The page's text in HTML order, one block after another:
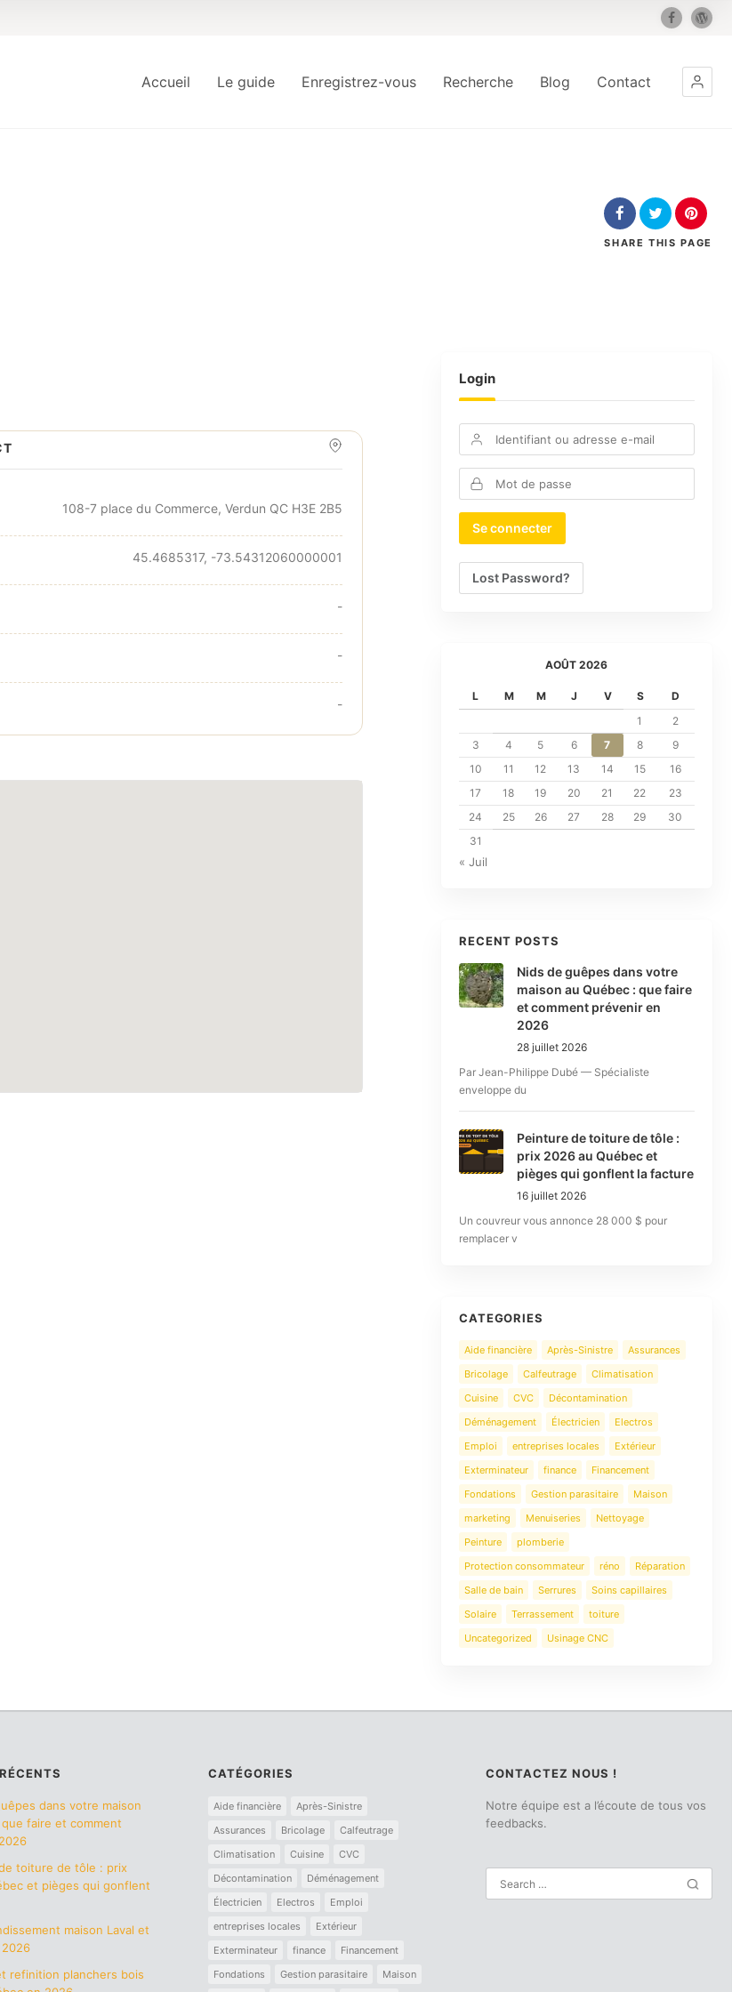
Accueil Le guide Enregistrez-vous Recherche Blog Contact
SHARE THIS PAGE
108-7 place du Commerce, Verdun QC H3E 2B5
45.4685317, -73.54312060000001
-
-
-
Login
Lost Password?
AOÛT 2026
L M M J V S
D
1
2
3
4 5 6 7 8
9
10
11 12 13 14 15
16
17
18 19 20 21 22
23
24
25 26 27 28 29
30
31
« Juil
RECENT POSTS
Nids de guêpes dans votre
maison au Québec : que faire
et comment prévenir en
2026
28 juillet 2026
Par Jean-Philippe Dubé — Spécialiste
enveloppe du
Peinture de toiture de tôle :
prix 2026 au Québec et
pièges qui gonflent la facture
16 juillet 2026
Un couvreur vous annonce 28 000 $ pour
remplacer v
CATEGORIES
Aide financière Après-Sinistre
Assurances
Bricolage
Calfeutrage
Climatisation
Cuisine
CVC
Décontamination
Déménagement
Électricien
Electros
Emploi
entreprises locales
Extérieur
Exterminateur
finance
Financement
Fondations
Gestion parasitaire
Maison
marketing
Menuiseries
Nettoyage
Peinture
plomberie
Protection consommateur
réno
Réparation
Salle de bain
Serrures
Soins capillaires
Solaire
Terrassement
toiture
Uncategorized
Usinage CNC
dans votre maison
faire et comment
toiture de tôle : prix
et pièges qui gonflent
maison Laval et
refinition planchers bois
CATÉGORIES
Aide financière
Après-Sinistre
Assurances
Bricolage
Calfeutrage
Climatisation
Cuisine
CVC
Décontamination
Déménagement
Électricien
Electros
Emploi
entreprises locales
Extérieur
Exterminateur
finance
Financement
Fondations
Gestion parasitaire Maison
CONTACTEZ NOUS !
Notre équipe est a l’écoute de tous vos
feedbacks.